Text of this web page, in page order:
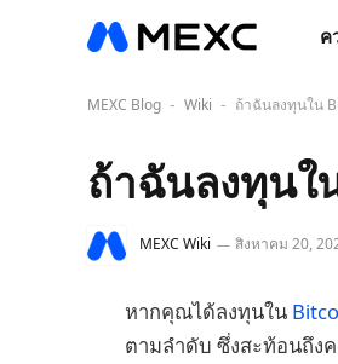
ค
MEXC Blog - Wiki - ถ้าฉันลงทุนใน
ถ้าฉันลงทุนใ
MEXC Wiki สิงหาคม 20,
หากคุณได้ลงทุนใน
ตามลำดับ ซึ่งสะท้อนถึง